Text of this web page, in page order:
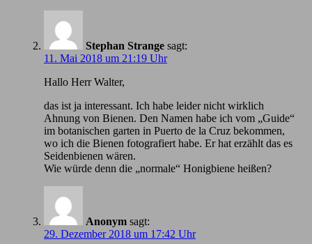
Stephan Strange sagt:
11. Mai 2018 um 21:19 Uhr
Hallo Herr Walter,
das ist ja interessant. Ich habe leider nicht wirklich
Ahnung von Bienen. Den Namen habe ich vom „Guide“
im botanischen garten in Puerto de la Cruz bekommen,
wo ich die Bienen fotografiert habe. Er hat erzählt das es
Seidenbienen wären.
Wie würde denn die „normale“ Honigbiene heißen?
Anonym sagt:
29. Dezember 2018 um 17:42 Uhr